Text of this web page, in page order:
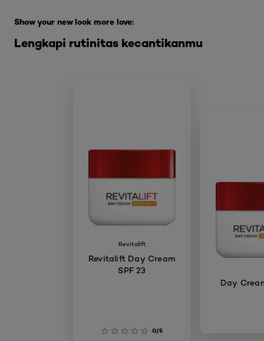
Lengkapi rutinitas kecantikanmu
Show your new look more love:
Revitalift
Revitalift Day Cream
SPF 23
0/5
Day